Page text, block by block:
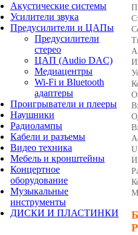
Акустические системы
Усилители звука
Предусилители и ЦАПы
Предусилители
стерео
ЦАП (Audio DAC)
Медиацентры
Wi-Fi и Bluetooth
адаптеры
Проигрыватели и плееры
Наушники
Радиолампы
Кабели и разъемы
Видео техника
Мебель и кронштейны
Концертное
оборудование
Музыкальные
инструменты
ДИСКИ И ПЛАСТИНКИ